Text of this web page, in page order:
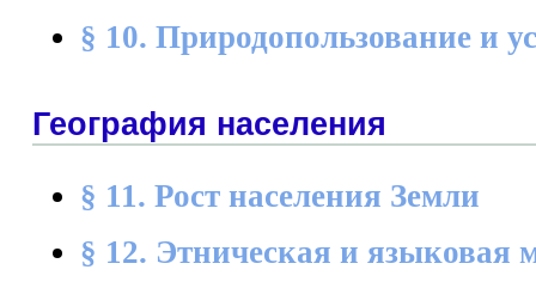
§ 10. Природопользование и
География населения
§ 11. Рост населения Земли
§ 12. Этническая и языковая